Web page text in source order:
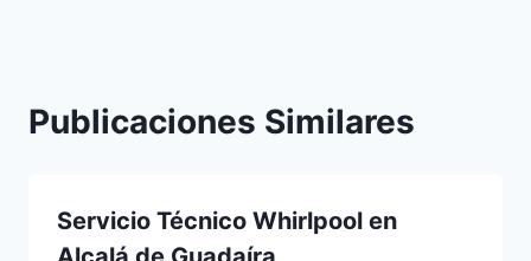
Publicaciones Similares
Servicio Técnico Whirlpool en